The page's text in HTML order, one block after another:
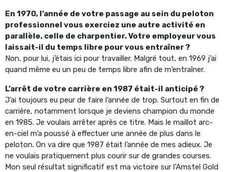
En 1970, l’année de votre passage au sein du peloton
professionnel vous exerciez une autre activité en
parallèle, celle de charpentier. Votre employeur vous
laissait-il du temps libre pour vous entraîner ?
Non, pour lui, j’étais ici pour travailler. Malgré tout, en 1969 j’ai
quand même eu un peu de temps libre afin de m’entraîner.
L’arrêt de votre carrière en 1987 était-il anticipé ?
J’ai toujours eu peur de faire l’année de trop. Surtout en fin de
carrière, notamment lorsque je deviens champion du monde
en 1985. Je voulais arrêter après ce titre. Mais le maillot arc-
en-ciel m’a poussé à effectuer une année de plus dans le
peloton. On va dire que 1987 était l’année de mes adieux. Je
ne voulais pratiquement plus courir sur de grandes courses.
Mon seul résultat significatif est ma victoire sur l’Amstel Gold